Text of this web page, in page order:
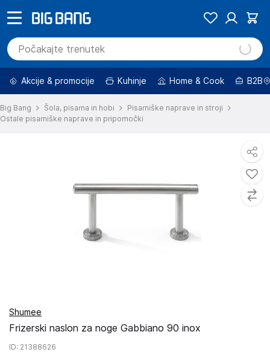
Akcije & promocije Kuhinje Home & Cook B2B
Big Bang Šola, pisarna in hobi
Pisarniške naprave in stroji
Ostale pisarniške naprave in pripomočki
Shumee
Frizerski naslon za noge Gabbiano 90 inox
ID: 21388626